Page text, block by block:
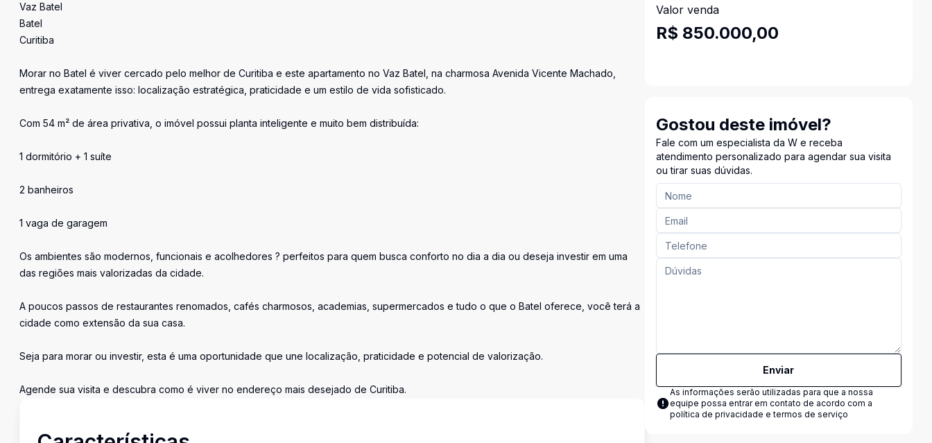
Vaz Batel
Batel
Curitiba
Morar no Batel é viver cercado pelo melhor de Curitiba e este apartamento no Vaz Batel, na charmosa Avenida Vicente Machado,
entrega exatamente isso: localização estratégica, praticidade e um estilo de vida sofisticado.
Com 54 m² de área privativa, o imóvel possui planta inteligente e muito bem distribuída:
1 dormitório + 1 suíte
2 banheiros
1 vaga de garagem
Os ambientes são modernos, funcionais e acolhedores ? perfeitos para quem busca conforto no dia a dia ou deseja investir em uma
das regiões mais valorizadas da cidade.
A poucos passos de restaurantes renomados, cafés charmosos, academias, supermercados e tudo o que o Batel oferece, você terá a
cidade como extensão da sua casa.
Seja para morar ou investir, esta é uma oportunidade que une localização, praticidade e potencial de valorização.
Agende sua visita e descubra como é viver no endereço mais desejado de Curitiba.
Valor venda
R$ 850.000,00
Gostou deste imóvel?
Fale com um especialista da W e receba
atendimento personalizado para agendar sua visita
ou tirar suas dúvidas.
Enviar
As informações serão utilizadas para que a nossa
equipe possa entrar em contato de acordo com a
política de privacidade e termos de serviço